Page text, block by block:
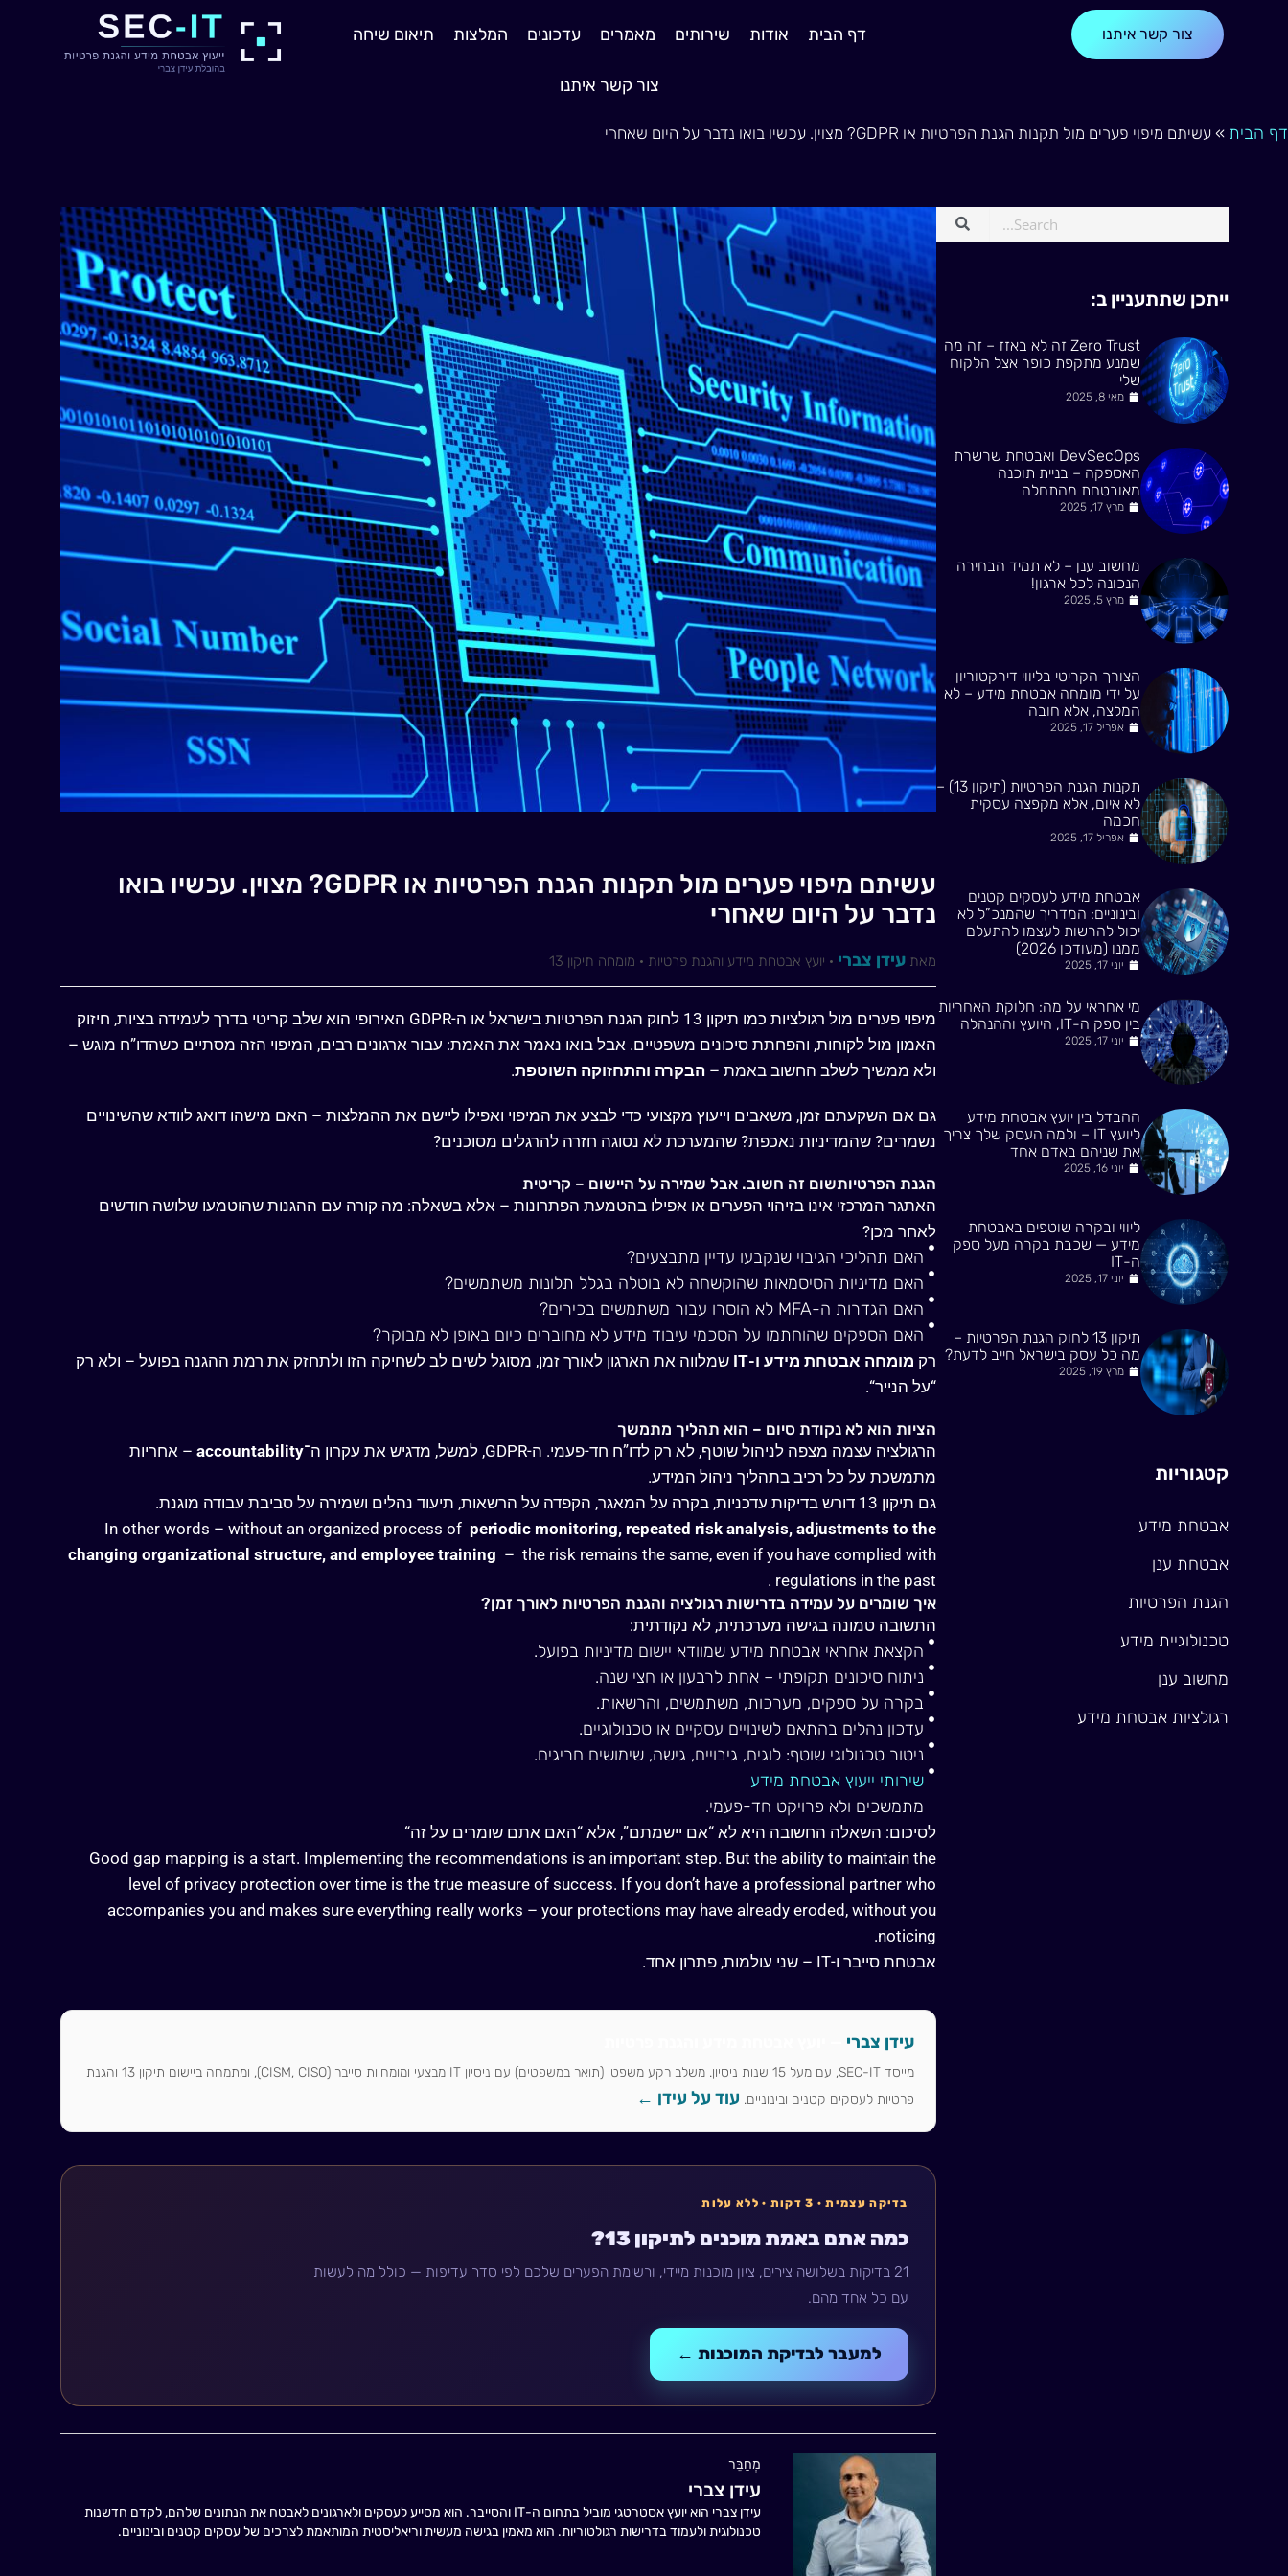
צור קשר איתנו דף הבית אודות שירותים מאמרים עדכונים המלצות תיאום שיחה
צור קשר איתנו
דף הבית » עשיתם מיפוי פערים מול תקנות הגנת הפרטיות או GDPR? מצוין. עכשיו בואו נדבר על היום שאחרי
ייתכן שתתעניין ב:
Zero Trust זה לא באזז – זה מה
שמנע מתקפת כופר אצל הלקוח
שלי
מאי 8, 2025
DevSecOps ואבטחת שרשרת
האספקה – בניית תוכנה
מאובטחת מהתחלה
מרץ 17, 2025
מחשוב ענן – לא תמיד הבחירה
הנכונה לכל ארגון!
מרץ 5, 2025
הצורך הקריטי בליווי דירקטוריון
על ידי מומחה אבטחת מידע – לא
המלצה, אלא חובה
אפריל 17, 2025
תקנות הגנת הפרטיות (תיקון 13) –
לא איום, אלא מקפצה עסקית
חכמה
אפריל 17, 2025
אבטחת מידע לעסקים קטנים
ובינוניים: המדריך שהמנכ”ל לא
יכול להרשות לעצמו להתעלם
ממנו (מעודכן 2026)
יוני 17, 2025
מי אחראי על מה: חלוקת האחריות
בין ספק ה-IT, היועץ וההנהלה
יוני 17, 2025
ההבדל בין יועץ אבטחת מידע
ליועץ IT – ולמה העסק שלך צריך
את שניהם באדם אחד
יוני 16, 2025
ליווי ובקרה שוטפים באבטחת
מידע — שכבת בקרה מעל ספק
ה-IT
יוני 17, 2025
תיקון 13 לחוק הגנת הפרטיות –
מה כל עסק בישראל חייב לדעת?
מרץ 19, 2025
קטגוריות
אבטחת מידע
אבטחת ענן
הגנת הפרטיות
טכנולוגיית מידע
מחשוב ענן
רגולציות אבטחת מידע
עשיתם מיפוי פערים מול תקנות הגנת הפרטיות או GDPR? מצוין. עכשיו בואו
נדבר על היום שאחרי
מאתעידן צברי · יועץ אבטחת מידע והגנת פרטיות · מומחה תיקון 13
מיפוי פערים מול רגולציות כמו תיקון 13 לחוק הגנת הפרטיות בישראל או ה -GDPR
האירופי הוא שלב קריטי בדרך לעמידה בציות, חיזוק
האמון מול לקוחות, והפחתת סיכונים משפטיים. אבל בואו נאמר את האמת: עבור ארגונים רבים, המיפוי הזה מסתיים כשהדו”ח מוגש –
ולא ממשיך לשלב החשוב באמת –הבקרה והתחזוקה השוטפת.
גם אם השקעתם זמן, משאבים וייעוץ מקצועי כדי לבצע את המיפוי ואפילו ליישם את ההמלצות – האם מישהו דואג לוודא שהשינויים
נשמרים? שהמדיניות נאכפת? שהמערכת לא נסוגה חזרה להרגלים מסוכנים?
הגנת הפרטיותשום זה חשוב. אבל שמירה על היישום – קריטית
האתגר המרכזי אינו בזיהוי הפערים או אפילו בהטמעת הפתרונות – אלא בשאלה: מה קורה עם ההגנות שהוטמעו שלושה חודשים
לאחר מכן?
האם תהליכי הגיבוי שנקבעו עדיין מתבצעים?
האם מדיניות הסיסמאות שהוקשחה לא בוטלה בגלל תלונות משתמשים?
האם הגדרות ה-MFA לא הוסרו עבור משתמשים בכירים?
האם הספקים שהוחתמו על הסכמי עיבוד מידע לא מחוברים כיום באופן לא מבוקר?
רק מומחה אבטחת מידע ו-IT
שמלווה את הארגון לאורך זמן, מסוגל לשים לב לשחיקה הזו ולתחזק את רמת ההגנה בפועל – ולא רק
“על הנייר“.
הציות הוא לא נקודת סיום – הוא תהליך מתמשך
הרגולציה עצמה מצפה לניהול שוטף, לא רק לדו”ח חד-פעמי. ה-GDPR, למשל, מדגיש את עקרון ה־accountability
– אחריות
מתמשכת על כל רכיב בתהליך ניהול המידע.
גם תיקון 13 דורש בדיקות עדכניות, בקרה על המאגר, הקפדה על הרשאות, תיעוד נהלים ושמירה על סביבת עבודה מוגנת.
In other words – without an organized process of periodic monitoring, repeated risk analysis, adjustments to the
changing organizational structure, and employee training – the risk remains the same, even if you have complied with
regulations in the past
.
איך שומרים על עמידה בדרישות רגולציה והגנת הפרטיות לאורך זמן?
התשובה טמונה בגישה מערכתית, לא נקודתית:
הקצאת אחראי אבטחת מידע שמוודא יישום מדיניות בפועל.
ניתוח סיכונים תקופתי – אחת לרבעון או חצי שנה.
בקרה על ספקים, מערכות, משתמשים, והרשאות.
עדכון נהלים בהתאם לשינויים עסקיים או טכנולוגיים.
ניטור טכנולוגי שוטף: לוגים, גיבויים, גישה, שימושים חריגים.
שירותי ייעוץ אבטחת מידע
מתמשכים ולא פרויקט חד-פעמי.
לסיכום: השאלה החשובה היא לא “אם יישמתם”, אלא “האם אתם שומרים על זה“
Good gap mapping is a start. Implementing the recommendations is an important step. But the ability to maintain the
level of privacy protection over time is the true measure of success. If you don’t have a professional partner who
accompanies you and makes sure everything really works – your protections may have already eroded, without you
noticing.
אבטחת סייבר ו-IT – שני עולמות, פתרון אחד.
עידן צברי
מייסד SEC-IT, עם מעל 15 שנות ניסיון. משלב רקע משפטי (תואר במשפטים) עם ניסיון IT מבצעי ומומחיות סייבר (CISM, CISO), ומתמחה ביישום תיקון 13 והגנת
פרטיות לעסקים קטנים ובינוניים. עוד על עידן ←
בדיקה עצמית · 3 דקות · ללא עלות
כמה אתם באמת מוכנים לתיקון 13?
21 בדיקות בשלושה צירים, ציון מוכנות מיידי, ורשימת הפערים שלכם לפי סדר עדיפות — כולל מה לעשות
עם כל אחד מהם.
למעבר לבדיקת המוכנות ←
מְחַבֵּר
עידן צברי
עידן צברי הוא יועץ אסטרטגי מוביל בתחום ה-IT והסייבר. הוא מסייע לעסקים ולארגונים לאבטח את הנתונים שלהם, לקדם חדשנות
טכנולוגית ולעמוד בדרישות רגולטוריות. הוא מאמין בגישה מעשית וריאליסטית המותאמת לצרכים של עסקים קטנים ובינוניים.